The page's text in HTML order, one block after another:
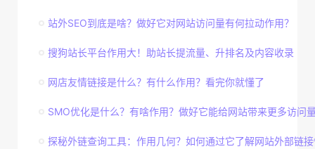
站外SEO到底是啥？做好它对网站访问量有何拉动作用？
搜狗站长平台作用大！助站长提流量、升排名及内容收录
网店友情链接是什么？有什么作用？看完你就懂了
SMO优化是什么？有啥作用？做好它能给网站带来更多访问
探秘外链查询工具：作用几何？如何通过它了解网站外部链